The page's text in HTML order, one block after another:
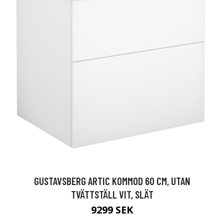
GUSTAVSBERG ARTIC KOMMOD 60 CM, UTAN
TVÄTTSTÄLL VIT, SLÄT
9299 SEK